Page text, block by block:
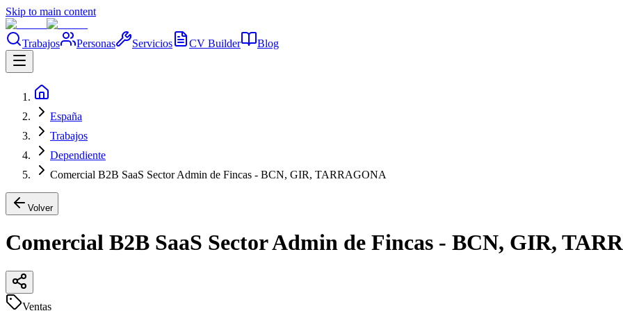
Skip to main content
Trabajos Personas Servicios CV Builder Blog
España
Trabajos
Dependiente
Comercial B2B SaaS Sector Admin de Fincas - BCN, GIR, TARRAGONA
Volver
Comercial B2B SaaS Sector Admin de Fincas - BCN, GIR,
Ventas